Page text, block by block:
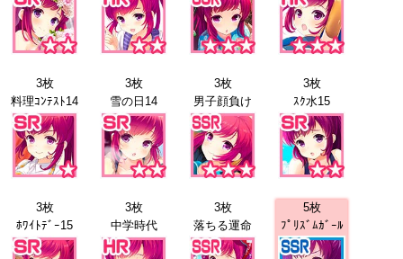
3枚
料理ｺﾝﾃｽﾄ14
3枚
雪の日14
3枚
男子顔負け
3枚
ｽｸ水15
3枚
ﾎﾜｲﾄﾃﾞｰ15
3枚
中学時代
3枚
落ちる運命
5枚
ﾌﾟﾘｽﾞﾑｶﾞｰﾙ